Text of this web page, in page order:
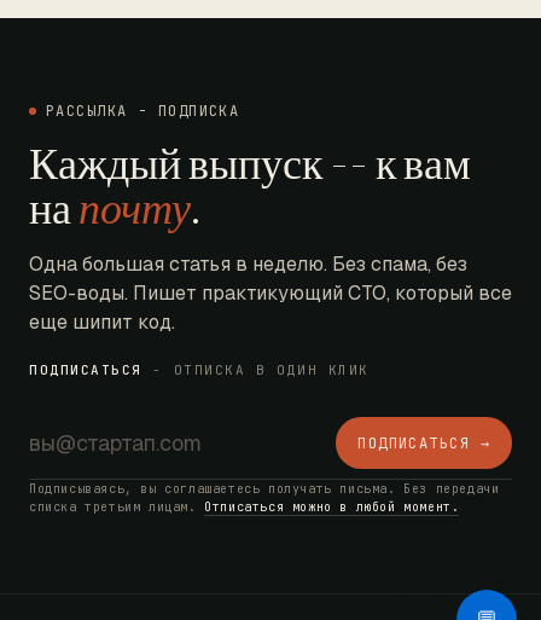
РАССЫЛКА - ПОДПИСКА
Каждый выпуск -- к вам
напочту.
Одна большая статья в неделю. Без спама, без
SEO-воды. Пишет практикующий CTO, который все
еще шипит код.
ПОДПИСАТЬСЯ - ОТПИСКА В ОДИН КЛИК
ПОДПИСАТЬСЯ →
Подписываясь, вы соглашаетесь получать письма. Без передачи
списка третьим лицам. Отписаться можно в любой момент.